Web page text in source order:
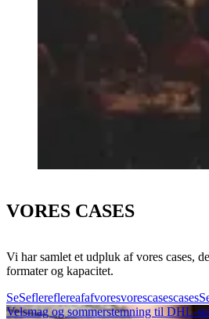
VORES CASES
Vi har samlet et udpluk af vores cases,
formater og kapacitet.
SeSeflereflereafafvoresvorescasescases
Velsmag og sommerstemning til DHL-